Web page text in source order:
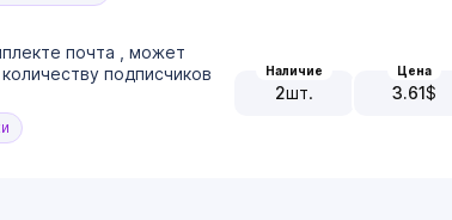
почта , может
подписчиков
Наличие
2шт.
Цена
3.61$